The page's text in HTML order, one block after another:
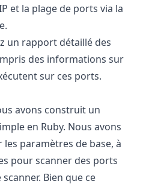
et la plage de ports via la
un rapport détaillé des
des informations sur
sur ces ports.
avons construit un
en Ruby. Nous avons
paramètres de base, à
pour scanner des ports
Bien que ce